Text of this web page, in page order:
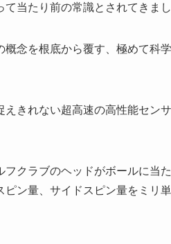
当たり前の常識とされてきまし
念を根底から覆す、極めて科
きれない超高速の高性能セン
クラブのヘッドがボールに当
ン量、サイドスピン量をミリ